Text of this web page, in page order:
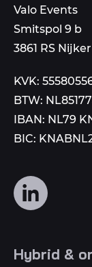
mail
aan
Valo Events
Smitspol 9 b
3861 RS
KVK:
BTW:
IBAN: NL79
BIC:
Volg
ons
media
Hybrid &